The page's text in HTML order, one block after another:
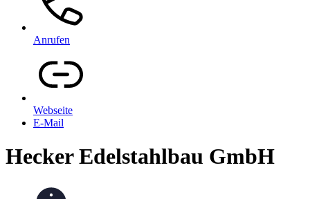
Anrufen
Webseite
E-Mail
Hecker Edelstahlbau GmbH